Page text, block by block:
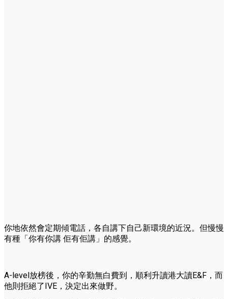
你地依然會定期傾電話，各自講下自己新環境的近況。但慢慢
有種「你有你講 佢有佢講」的感覺。
A-level放榜後，你的辛勤無白費到，順利升讀港大讀E&F，而
他則拒絕了IVE，決定出來做野。